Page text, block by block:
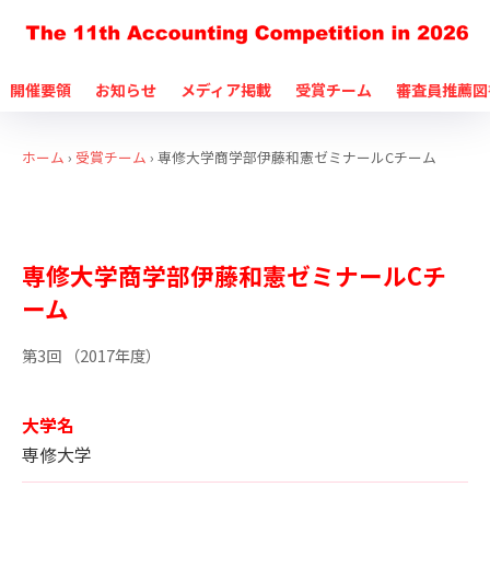
開催要領 お知らせ メディア掲載 受賞チーム 審査員推薦
ホーム › 受賞チーム › 専修大学商学部伊藤和憲ゼミナールCチーム
専修大学商学部伊藤和憲ゼミナールCチ
ーム
第3回 （2017年度）
大学名
専修大学